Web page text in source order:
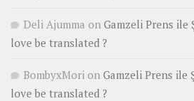
Deli Ajumma on Gamzeli Prens ile
love be translated ?
BombyxMori on Gamzeli Prens ile
love be translated ?